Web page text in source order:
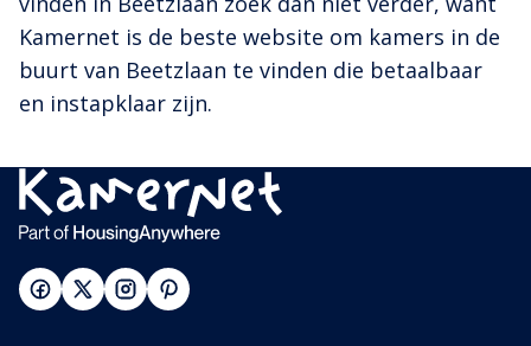
Kamernet is de beste website om kamers in de
buurt van Beetzlaan te vinden die betaalbaar
en instapklaar zijn.